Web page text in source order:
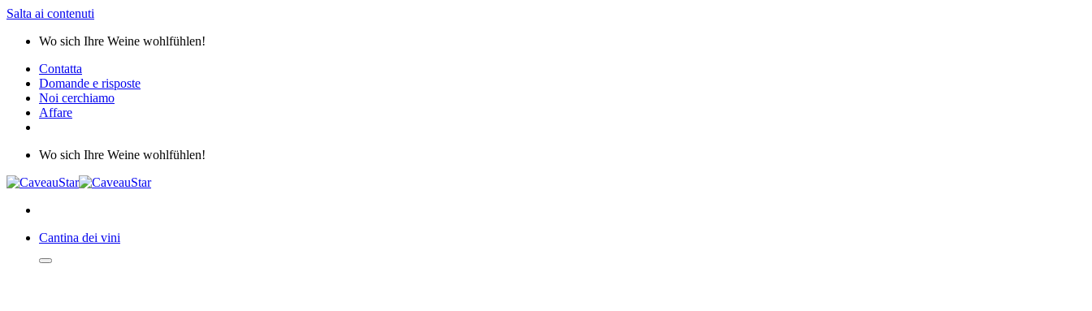
Salta ai contenuti
Wo sich Ihre Weine wohlfühlen!
Contatta
Domande e risposte
Noi cerchiamo
Affare
Wo sich Ihre Weine wohlfühlen!
Cantina dei vini